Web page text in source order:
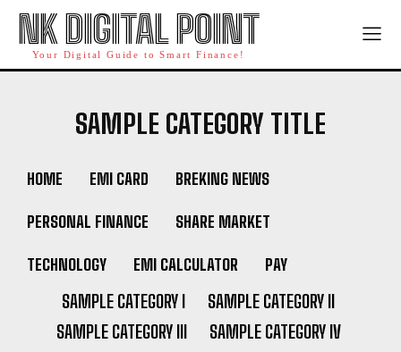
NK DIGITAL POINT
Your Digital Guide to Smart Finance!
SAMPLE CATEGORY TITLE
HOME EMI CARD BREKING NEWS
PERSONAL FINANCE SHARE MARKET
TECHNOLOGY EMI CALCULATOR PAY
SAMPLE CATEGORY I
SAMPLE CATEGORY II
SAMPLE CATEGORY III
SAMPLE CATEGORY IV